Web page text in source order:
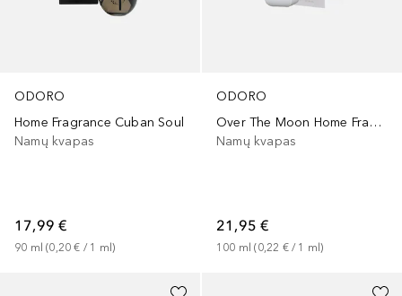
ODORO
Home Fragrance Cuban Soul
Namų kvapas
17,99 €
90 ml (0,20 € / 1 ml)
ODORO
Over The Moon Home Fragrance
Namų kvapas
21,95 €
100 ml (0,22 € / 1 ml)